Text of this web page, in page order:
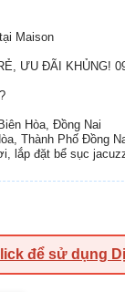
Maison
ƯU ĐÃI KHỦNG!
Hòa, Đồng Nai
Thành Phố Đồng
lắp đặt bể sục
để sử dụng